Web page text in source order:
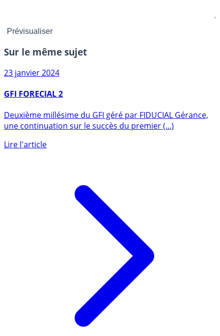
Sur le même sujet
23 janvier 2024
GFI FORECIAL 2
une continuation sur le succès du premier (...)